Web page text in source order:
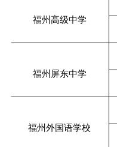
福州高级中学
福州屏东中学
福州外国语学校